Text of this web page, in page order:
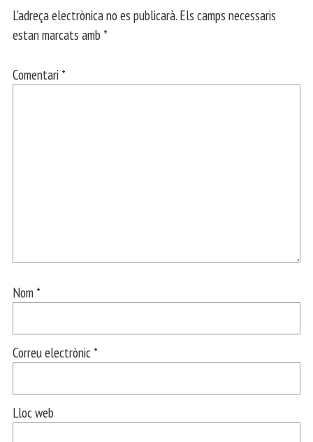
L'adreça electrònica no es publicarà. Els camps necessaris
estan marcats amb *
Comentari *
Nom *
Correu electrònic *
Lloc web